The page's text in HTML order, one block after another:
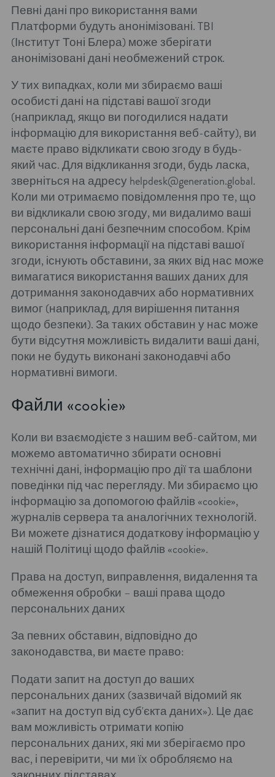
Певні дані про використання вами
Платформи будуть анонімізовані. TBI
(Інститут Тоні Блера) може зберігати
анонімізовані дані необмежений строк.
У тих випадках, коли ми збираємо ваші
особисті дані на підставі вашої згоди
(наприклад, якщо ви погодилися надати
інформацію для використання веб-сайту), ви
маєте право відкликати свою згоду в будь-
який час. Для відкликання згоди, будь ласка,
зверніться на адресу helpdesk@generation.global.
Коли ми отримаємо повідомлення про те, що
ви відкликали свою згоду, ми видалимо ваші
персональні дані безпечним способом. Крім
використання інформації на підставі вашої
згоди, існують обставини, за яких від нас може
вимагатися використання ваших даних для
дотримання законодавчих або нормативних
вимог (наприклад, для вирішення питання
щодо безпеки). За таких обставин у нас може
бути відсутня можливість видалити ваші дані,
поки не будуть виконані законодавчі або
нормативні вимоги.
Файли «cookie»
Коли ви взаємодієте з нашим веб-сайтом, ми
можемо автоматично збирати основні
технічні дані, інформацію про дії та шаблони
поведінки під час перегляду. Ми збираємо цю
інформацію за допомогою файлів «cookie»,
журналів сервера та аналогічних технологій.
Ви можете дізнатися додаткову інформацію у
нашій Політиці щодо файлів «cookie».
Права на доступ, виправлення, видалення та
обмеження обробки – ваші права щодо
персональних даних
За певних обставин, відповідно до
законодавства, ви маєте право:
Подати запит на доступ до ваших
персональних даних (зазвичай відомий як
«запит на доступ від суб'єкта даних»). Це дає
вам можливість отримати копію
персональних даних, які ми зберігаємо про
вас, і перевірити, чи ми їх обробляємо на